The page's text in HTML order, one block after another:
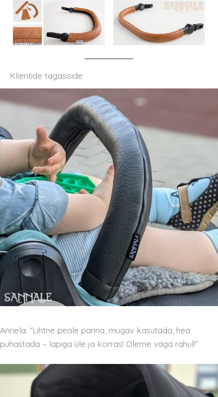
Klientide tagasiside
Annela: “Lihtne peale panna, mugav kasutada, hea
puhastada – lapiga üle ja korras! Oleme väga rahul!”